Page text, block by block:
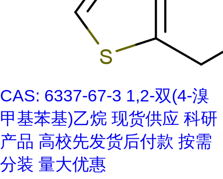
CAS: 6337-67-3 1,2-双(4-溴
甲基苯基)乙烷 现货供应 科研
产品 高校先发货后付款 按需
分装 量大优惠